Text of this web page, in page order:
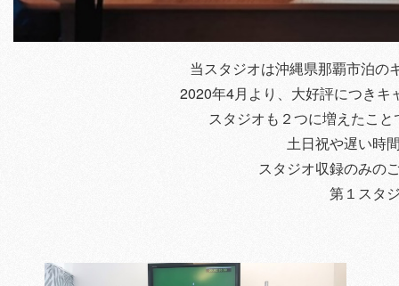
当スタジオは沖縄県那覇市泊の
2020年4月より、大好評につきキ
スタジオも２つに増えたこ
土日祝や遅い時
スタジオ収録のみの
第１スタ